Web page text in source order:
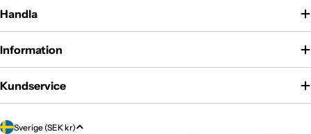
Handla
Information
Kundservice
Land/region
Sverige (SEK kr)